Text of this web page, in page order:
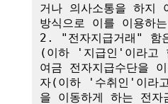
거나 의사소통을 하지
방식으로 이를 이용하
2. "전자지급거래" 함
(이하 '지급인'이라고
여금 전자지급수단을
자(이하 '수취인'이라
을 이동하게 하는 전자